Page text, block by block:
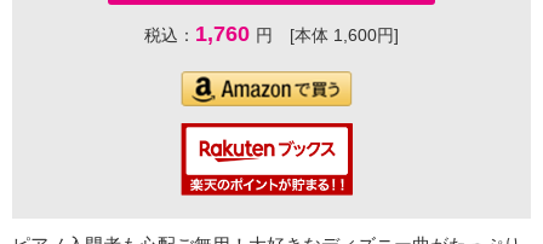
税込： 1,760 円 [本体 1,600円]